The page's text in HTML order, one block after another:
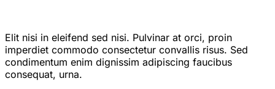
Elit nisi in eleifend sed nisi. Pulvinar at orci, proin
imperdiet commodo consectetur convallis risus. Sed
condimentum enim dignissim adipiscing faucibus
consequat, urna.